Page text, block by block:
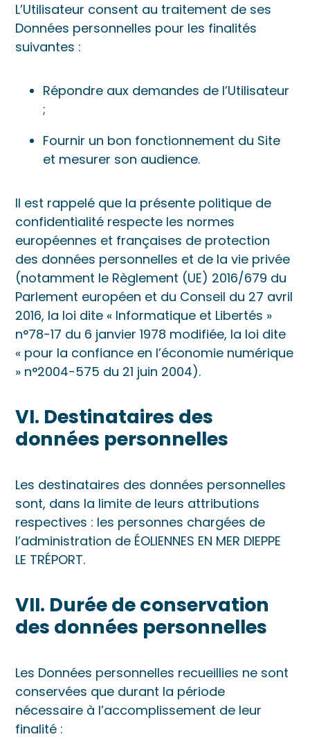
L’Utilisateur consent au traitement de ses
Données personnelles pour les finalités
suivantes :
Répondre aux demandes de l’Utilisateur
;
Fournir un bon fonctionnement du Site
et mesurer son audience.
Il est rappelé que la présente politique de
confidentialité respecte les normes
européennes et françaises de protection
des données personnelles et de la vie privée
(notamment le Règlement (UE) 2016/679 du
Parlement européen et du Conseil du 27 avril
2016, la loi dite « Informatique et Libertés »
n°78-17 du 6 janvier 1978 modifiée, la loi dite
« pour la confiance en l’économie numérique
» n°2004-575 du 21 juin 2004).
VI. Destinataires des
données personnelles
Les destinataires des données personnelles
sont, dans la limite de leurs attributions
respectives : les personnes chargées de
l’administration de ÉOLIENNES EN MER DIEPPE
LE TRÉPORT.
VII. Durée de conservation
des données personnelles
Les Données personnelles recueillies ne sont
conservées que durant la période
nécessaire à l’accomplissement de leur
finalité :